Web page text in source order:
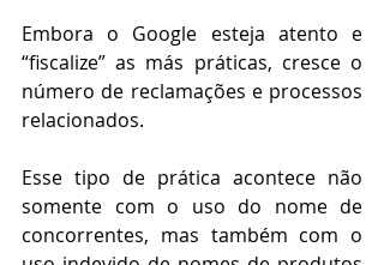
Embora o Google esteja atento e
“fiscalize” as más práticas, cresce o
número de reclamações e processos
relacionados.
Esse tipo de prática acontece não
somente com o uso do nome de
concorrentes, mas também com o